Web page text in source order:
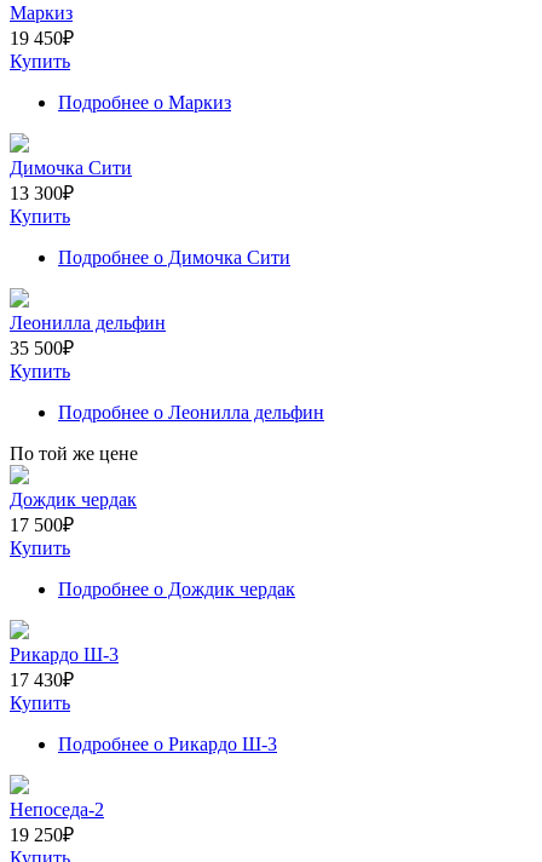
Маркиз
19 450₽
Купить
Подробнее о Маркиз
Димочка Сити
13 300₽
Купить
Подробнее о Димочка Сити
Леонилла дельфин
35 500₽
Купить
Подробнее о Леонилла дельфин
По той же цене
Дождик чердак
17 500₽
Купить
Подробнее о Дождик чердак
Рикардо Ш-3
17 430₽
Купить
Подробнее о Рикардо Ш-3
Непоседа-2
19 250₽
Купить